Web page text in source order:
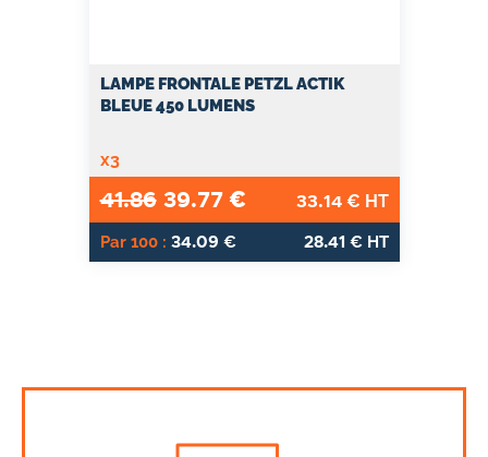
LAMPE FRONTALE PETZL ACTIK
BLEUE 450 LUMENS
x3
41.8639.77€ 33.14€ HT
Par 100 : 34.09 € 28.41 € HT